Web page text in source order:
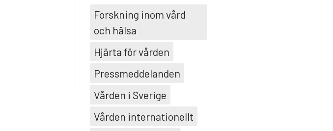
Forskning inom vård
och hälsa
Hjärta för vården
Pressmeddelanden
Vården i Sverige
Vården internationellt